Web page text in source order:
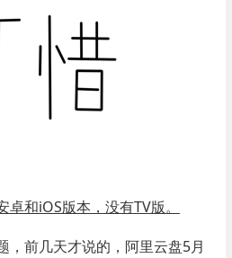
卓和iOS版本，没有TV版。
，前几天才说的，阿里云盘5月